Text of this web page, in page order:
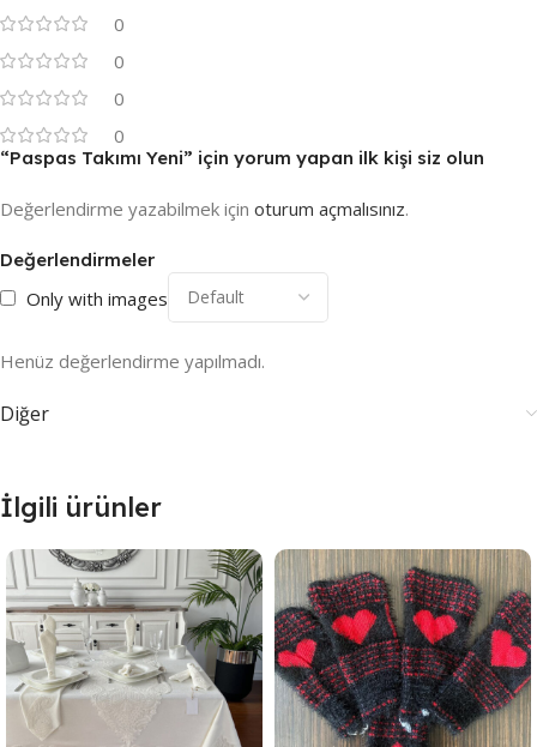
0
0
0
0
Değerlendirmeler
Only with images
Henüz değerlendirme yapılmadı.
“Paspas Takımı Yeni” için yorum yapan ilk kişi siz olun
Değerlendirme yazabilmek için oturum açmalısınız.
Diğer
İlgili ürünler